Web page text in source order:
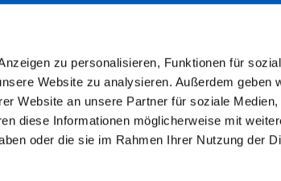
zu personalisieren, Funktionen für
Website zu analysieren. Außerdem geben
Website an unsere Partner für soziale Medien,
diese Informationen möglicherweise mit
oder die sie im Rahmen Ihrer Nutzung der
Theodor-Heuss-Str. 8, 50181 Bedburg
Öffnungszeiten: Mo und Mi 8.00 -11.00 Uhr
Cookie-Richtlinie Impressum